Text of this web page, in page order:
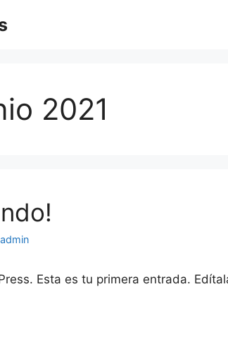
2021
admin
Esta es tu primera entrada.